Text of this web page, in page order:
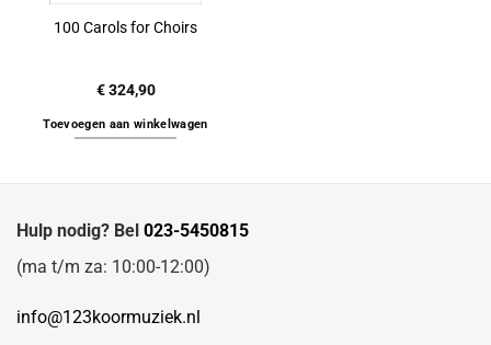
100 Carols for Choirs
€324,90
Toevoegen aan winkelwagen
Hulp nodig? Bel 023-5450815
(ma t/m za: 10:00-12:00)
info@123koormuziek.nl